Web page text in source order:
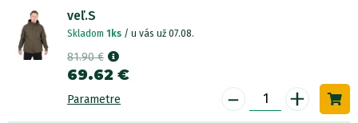
veľ.S
Skladom 1ks / u vás už 07.08.
81.90 €
69.62 €
Parametre - +